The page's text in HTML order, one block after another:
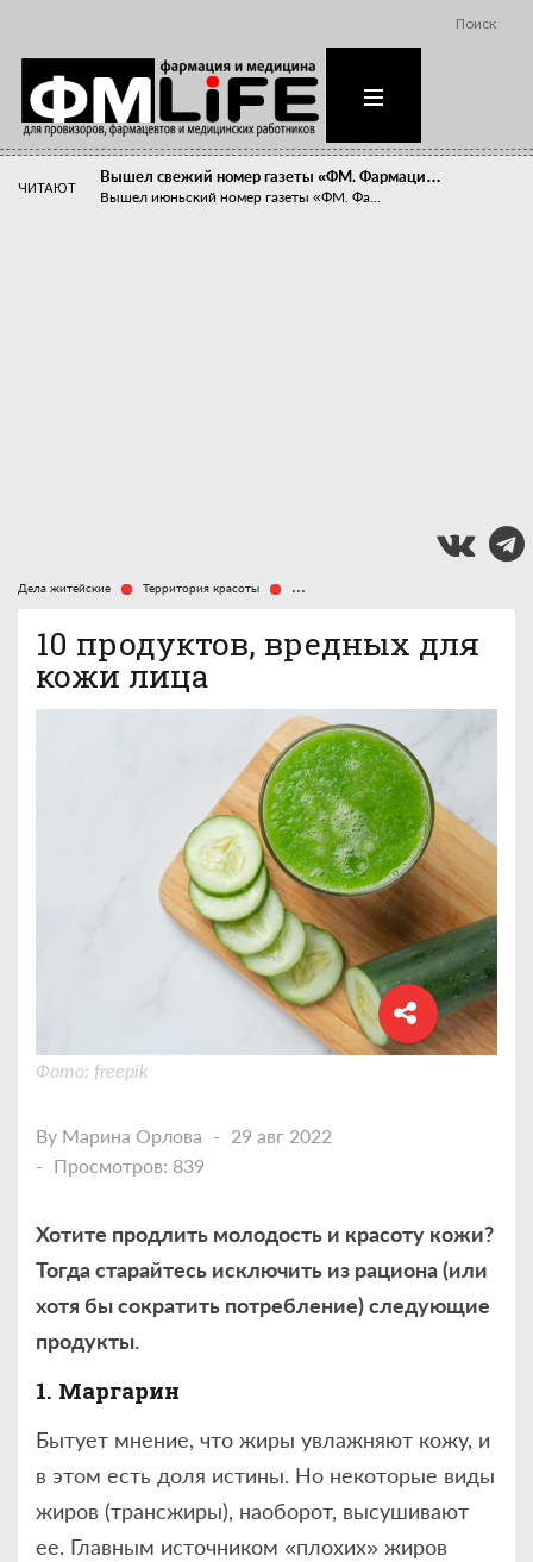
Поиск
ЧИТАЮТ
Вышел свежий номер газеты «ФМ. Фармаци…
Вышел июньский номер газеты «ФМ. Фа...
Дела житейские Территория красоты 10 продуктов, вредных для кожи лица
10 продуктов, вредных для
кожи лица
Фото: freepik
By Марина Орлова
29 авг 2022
Просмотров: 839
Хотите продлить молодость и красоту кожи?
Тогда старайтесь исключить из рациона (или
хотя бы сократить потребление) следующие
продукты.
1. Маргарин
Бытует мнение, что жиры увлажняют кожу, и
в этом есть доля истины. Но некоторые виды
жиров (трансжиры), наоборот, высушивают
ее. Главным источником «плохих» жиров